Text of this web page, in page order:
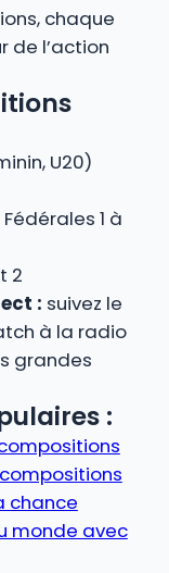
chaque
de l’action
U20)
1 à
2
: suivez le
à la radio
grandes
:
chance
monde avec